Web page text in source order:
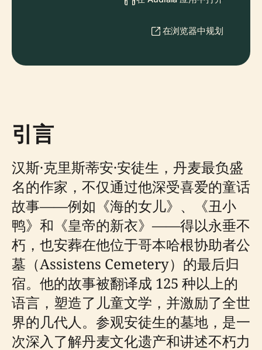
在浏览器中规划
引言
汉斯·克里斯蒂安·安徒生，丹麦最负盛
名的作家，不仅通过他深受喜爱的童话
故事——例如《海的女儿》、《丑小
鸭》和《皇帝的新衣》——得以永垂不
朽，也安葬在他位于哥本哈根协助者公
墓（Assistens Cemetery）的最后归
宿。他的故事被翻译成 125 种以上的
语言，塑造了儿童文学，并激励了全世
界的几代人。参观安徒生的墓地，是一
次深入了解丹麦文化遗产和讲述不朽力